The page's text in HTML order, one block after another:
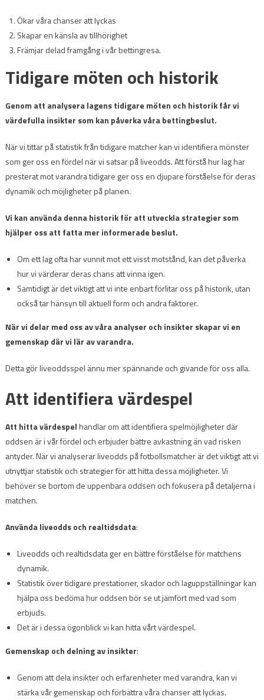
Ökar våra chanser att lyckas
Skapar en känsla av tillhörighet
Främjar delad framgång i vår bettingresa.
Tidigare möten och historik
Genom att analysera lagens tidigare möten och historik får vi
värdefulla insikter som kan påverka våra bettingbeslut.
När vi tittar på statistik från tidigare matcher kan vi identifiera mönster
som ger oss en fördel när vi satsar på liveodds. Att förstå hur lag har
presterat mot varandra tidigare ger oss en djupare förståelse för deras
dynamik och möjligheter på planen.
Vi kan använda denna historik för att utveckla strategier som
hjälper oss att fatta mer informerade beslut.
Om ett lag ofta har vunnit mot ett visst motstånd, kan det påverka
hur vi värderar deras chans att vinna igen.
Samtidigt är det viktigt att vi inte enbart förlitar oss på historik, utan
också tar hänsyn till aktuell form och andra faktorer.
När vi delar med oss av våra analyser och insikter skapar vi en
gemenskap där vi lär av varandra.
Detta gör liveoddsspel ännu mer spännande och givande för oss alla.
Att identifiera värdespel
Att hitta värdespelhandlar om att identifiera spelmöjligheter där
oddsen är i vår fördel och erbjuder bättre avkastning än vad risken
antyder. När vi analyserar liveodds på fotbollsmatcher är det viktigt att vi
utnyttjar statistik och strategier för att hitta dessa möjligheter. Vi
behöver se bortom de uppenbara oddsen och fokusera på detaljerna i
matchen.
Använda liveodds och realtidsdata:
Liveodds och realtidsdata ger en bättre förståelse för matchens
dynamik.
Statistik över tidigare prestationer, skador och laguppställningar kan
hjälpa oss bedöma hur oddsen bör se ut jämfört med vad som
erbjuds.
Det är i dessa ögonblick vi kan hitta vårt värdespel.
Gemenskap och delning av insikter:
Genom att dela insikter och erfarenheter med varandra, kan vi
stärka vår gemenskap och förbättra våra chanser att lyckas.